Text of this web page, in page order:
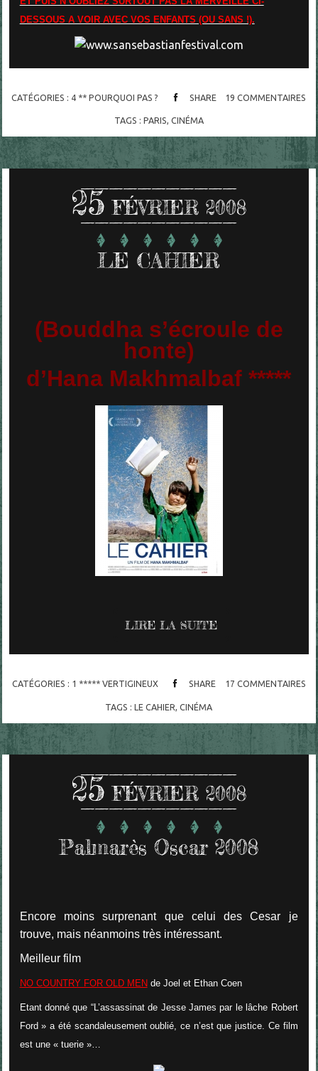
DESSOUS A VOIR AVEC VOS ENFANTS (OU SANS !).
CATÉGORIES : 4 ** POURQUOI PAS ? SHARE 19 COMMENTAIRES
TAGS : PARIS, CINÉMA
25 FÉVRIER 2008
LE CAHIER
(Bouddha s’écroule de
honte)
d’Hana Makhmalbaf *****
LIRE LA SUITE
CATÉGORIES : 1 ***** VERTIGINEUX SHARE 17 COMMENTAIRES
TAGS :LE CAHIER ,CINÉMA
25 FÉVRIER 2008
Palmarès Oscar 2008
Encore moins surprenant que celui des Cesar je
trouve, mais néanmoins très intéressant.
Meilleur film
NO COUNTRY FOR OLD MENde Joel et Ethan Coen
Etant donné que “L’assassinat de Jesse James par le lâche Robert
Ford » a été scandaleusement oublié, ce n’est que justice. Ce film
est une « tuerie »…